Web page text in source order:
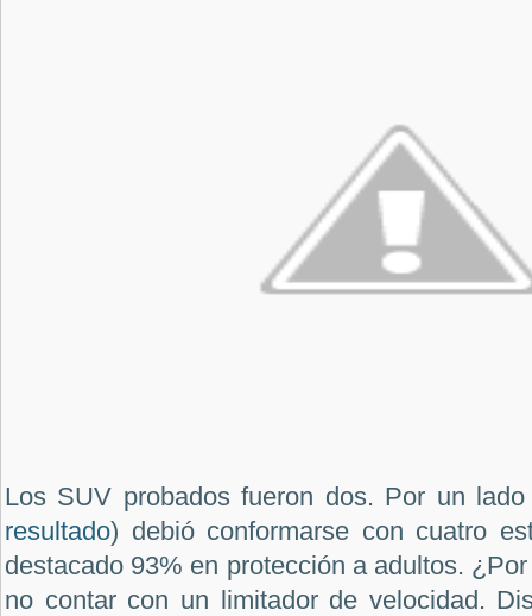
Los SUV probados fueron dos. Por un
resultado) debió conformarse con cuatro
destacado 93% en protección a adultos.
no contar con un limitador de velocidad.